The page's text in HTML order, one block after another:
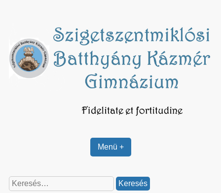
Menü +
Keresés: